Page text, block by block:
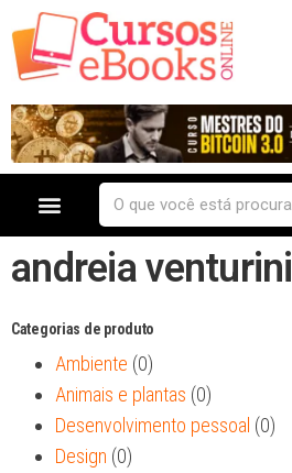
andreia venturini
Categorias de produto
Ambiente (0)
Animais e plantas (0)
Desenvolvimento pessoal (0)
Design (0)